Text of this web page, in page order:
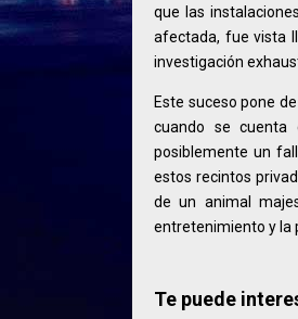
que las
afectada, fue vista
investigación
Este suceso pone
cuando se cuenta
posiblemente un
estos recintos
de un animal
entretenimiento y la
Te puede